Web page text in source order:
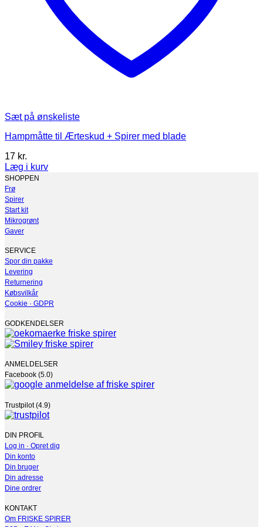
Sæt på ønskeliste
Hampmåtte til Ærteskud + Spirer med blade
17 kr.
Læg i kurv
Dette
vare
har
flere
varianter.
Mulighederne
kan
vælges
på
varesiden
SHOPPEN
Frø
Spirer
Start kit
Mikrogrønt
Gaver
SERVICE
Spor din pakke
Levering
Returnering
Købsvilkår
Cookie · GDPR
GODKENDELSER
ANMELDELSER
Facebook (5.0)
Trustpilot (4.9)
DIN PROFIL
Log in · Opret dig
Din konto
Din bruger
Din adresse
Dine ordrer
KONTAKT
Om FRISKE SPIRER